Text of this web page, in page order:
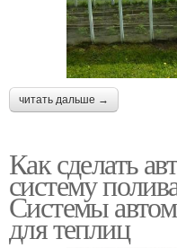
читать дальше →
Как сделать
систему
Системы
для теплиц